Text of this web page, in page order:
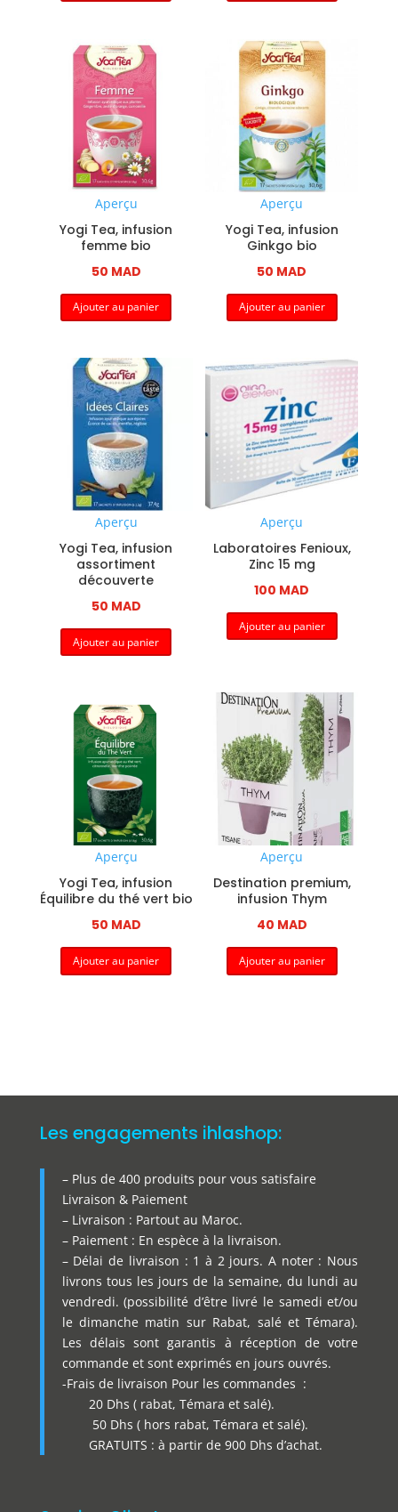
Aperçu
Yogi Tea, infusion
femme bio
50 MAD
Ajouter au panier
Aperçu
Yogi Tea, infusion
Ginkgo bio
50 MAD
Ajouter au panier
Aperçu
Yogi Tea, infusion
assortiment
découverte
50 MAD
Ajouter au panier
Aperçu
Laboratoires Fenioux,
Zinc 15 mg
100 MAD
Ajouter au panier
Aperçu
Yogi Tea, infusion
Équilibre du thé vert bio
50 MAD
Ajouter au panier
Aperçu
Destination premium,
infusion Thym
40 MAD
Ajouter au panier
Les engagements ihlashop:
– Plus de 400 produits pour vous satisfaire
Livraison & Paiement
– Livraison : Partout au Maroc.
– Paiement : En espèce à la livraison.
– Délai de livraison : 1 à 2 jours. A noter : Nous
livrons tous les jours de la semaine, du lundi au
vendredi. (possibilité d’être livré le samedi et/ou
le dimanche matin sur Rabat, salé et Témara).
Les délais sont garantis à réception de votre
commande et sont exprimés en jours ouvrés.
-Frais de livraison Pour les commandes :
20 Dhs ( rabat, Témara et salé).
50 Dhs ( hors rabat, Témara et salé).
GRATUITS : à partir de 900 Dhs d’achat.